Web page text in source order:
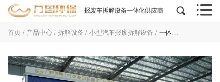
 
首页 / 产品中心 / 拆解设备 / 小型汽车报废拆解设备 / 一体化负压拆解设备